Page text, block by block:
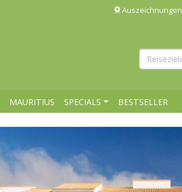
Auszeichnungen
MAURITIUS SPECIALS BESTSELLER